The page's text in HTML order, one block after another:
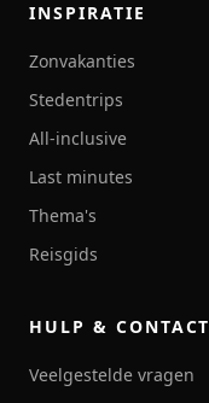
INSPIRATIE
Zonvakanties
Stedentrips
All-inclusive
Last minutes
Thema's
Reisgids
HULP & CONTACT
Veelgestelde vragen